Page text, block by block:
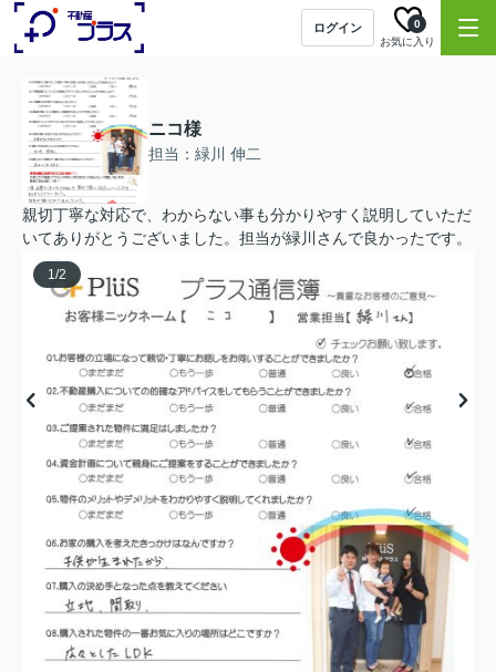
ログイン
お気に入り
0
ニコ様
担当：緑川 伸二
親切丁寧な対応で、わからない事も分かりやすく説明していただ
いてありがとうございました。担当が緑川さんで良かったです。
1/2